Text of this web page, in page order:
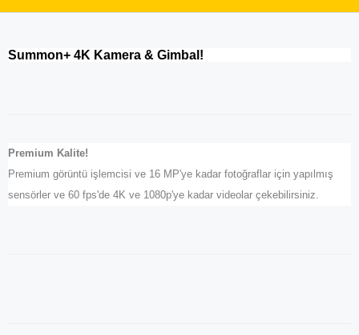
Summon+ 4K Kamera & Gimbal!
Premium Kalite!
Premium görüntü işlemcisi ve 16 MP'ye kadar fotoğraflar için yapılmış
sensörler ve 60 fps'de 4K ve 1080p'ye kadar videolar çekebilirsiniz.